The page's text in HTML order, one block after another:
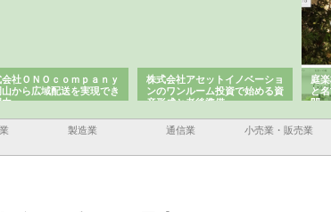
社ＯＮＯｃｏｍｐａｎｙ
から広域配送を実現でき
由
株式会社アセットイノベーショ
ンのワンルーム投資で始める資
産形成と老後準備
庭
と
間
製造業 通信業 小売業・販売業